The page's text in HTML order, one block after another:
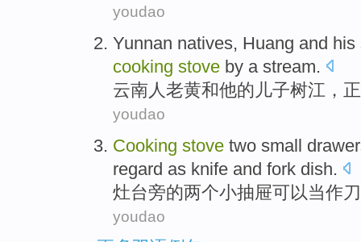
youdao
Yunnan natives, Huang and his
cooking stove by a stream.
云南 人 老黄和他的 儿子树江 ，
youdao
Cooking stove two small
regard as knife and fork dish.
灶台旁的两个小抽屉可以当作
youdao